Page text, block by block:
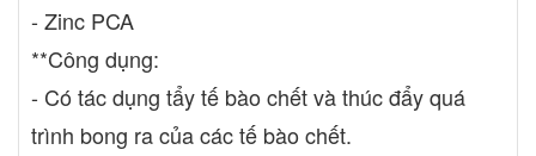
- Zinc PCA
**Công dụng:
- Có tác dụng tẩy tế bào chết và thúc đẩy quá
trình bong ra của các tế bào chết.